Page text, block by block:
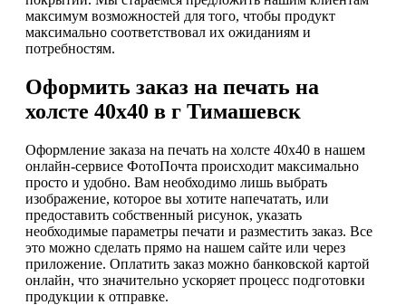
максимум возможностей для того, чтобы продукт
максимально соответствовал их ожиданиям и
потребностям.
Оформить заказ на печать на
холсте 40х40 в г Тимашевск
Оформление заказа на печать на холсте 40х40 в нашем
онлайн-сервисе ФотоПочта происходит максимально
просто и удобно. Вам необходимо лишь выбрать
изображение, которое вы хотите напечатать, или
предоставить собственный рисунок, указать
необходимые параметры печати и разместить заказ. Все
это можно сделать прямо на нашем сайте или через
приложение. Оплатить заказ можно банковской картой
онлайн, что значительно ускоряет процесс подготовки
продукции к отправке.